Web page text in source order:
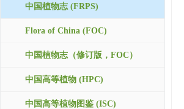
中国植物志 (FRPS)
Flora of China (FOC)
中国植物志（修订版，FOC）
中国高等植物 (HPC)
中国高等植物图鉴 (ISC)